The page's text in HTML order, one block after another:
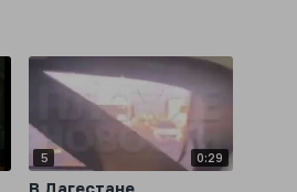
5 0:29